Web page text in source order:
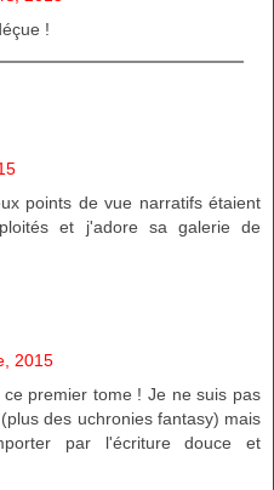
!
points de vue narratifs étaient
et j'adore sa galerie de
2015
premier tome ! Je ne suis pas
des uchronies fantasy) mais
par l'écriture douce et